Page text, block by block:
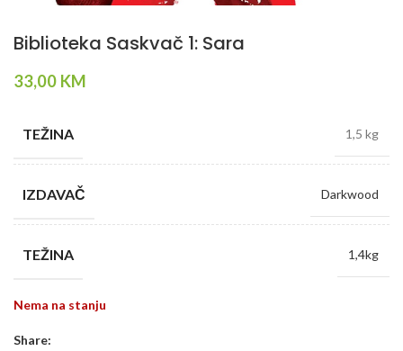
Biblioteka Saskvač 1: Sara
33,00 KM
TEŽINA 1,5 kg
IZDAVAČ Darkwood
TEŽINA 1,4kg
Nema na stanju
Share: